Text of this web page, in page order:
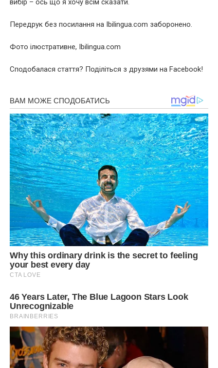
вибір – ось що я хочу всім сказати.
Передрук без посилання на Ibilingua.com заборонено.
Фото ілюстративне, Ibilingua.com
Сподобалася стаття? Поділіться з друзями на Facebook!